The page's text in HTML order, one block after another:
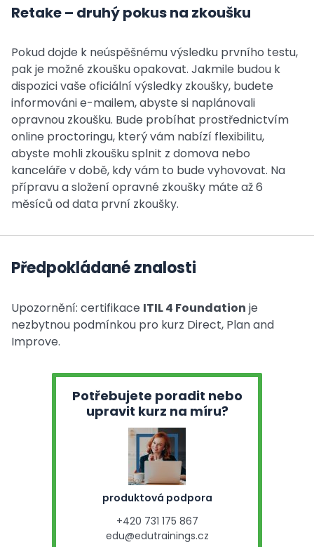
Retake – druhý pokus na zkoušku
Pokud dojde k neúspěšnému výsledku prvního testu,
pak je možné zkoušku opakovat. Jakmile budou k
dispozici vaše oficiální výsledky zkoušky, budete
informováni e-mailem, abyste si naplánovali
opravnou zkoušku. Bude probíhat prostřednictvím
online proctoringu, který vám nabízí flexibilitu,
abyste mohli zkoušku splnit z domova nebo
kanceláře v době, kdy vám to bude vyhovovat. Na
přípravu a složení opravné zkoušky máte až 6
měsíců od data první zkoušky.
Předpokládané znalosti
Upozornění: certifikace ITIL 4 Foundation je
nezbytnou podmínkou pro kurz Direct, Plan and
Improve.
Potřebujete poradit nebo
upravit kurz na míru?
produktová podpora
+420 731 175 867
edu@edutrainings.cz